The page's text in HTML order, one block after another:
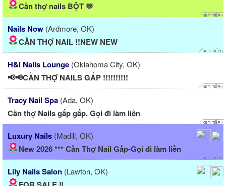
Cần thợ nails BỘT 🫶
Nails Now (Ardmore, OK)
CẦN THỢ NAIL !!NEW NEW
H&l Nails Lounge (Oklahoma City, OK)
📢📢CẦN THỢ NAILS GẤP !!!!!!!!!!
Tracy Nail Spa (Ada, OK)
Cần thợ Nails gấp gấp. Gọi đi làm liền
Luxury Nails (Madill, OK)
New 2026 *** Cần Thợ Nail Gấp-Gọi đi làm liền
Lily Nails Salon (Lawton, OK)